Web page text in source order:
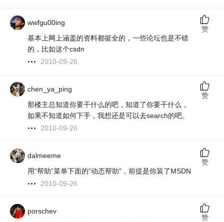
wwfgu00ing
基本上网上涵盖的资料都挺全的，一些论坛也是不错
的，比如这个csdn
2010-09-26
赞
chen_ya_ping
那楼主总知道你要干什么的吧，知道了你要干什么，
如果不知道如何下手，我想还是可以去search的吧。
2010-09-26
赞
dalmeeme
用“帮助”菜单下面的“动态帮助”，前提是你装了MSDN
2010-09-26
赞
porschev
赞